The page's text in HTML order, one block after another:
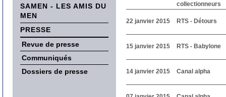
SAMEN - LES AMIS DU
MEN
PRESSE
Revue de presse
Communiqués
Dossiers de presse
collectionneurs
22 janvier 2015 RTS - Détours
15 janvier 2015 RTS - Babylone
14 janvier 2015 Canal alpha